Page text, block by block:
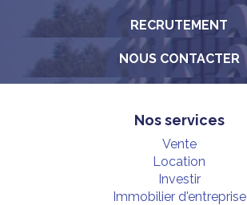
RECRUTEMENT
NOUS CONTACTER
Nos services
Vente
Location
Investir
Immobilier d'entreprise